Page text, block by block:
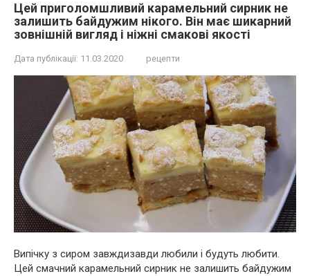
Цей приголомшливий карамельний сирник не
залишить байдужим нікого. Він має шикарний
зовнішній вигляд і ніжні смакові якості
Дата публікації: 11.03.2020 рецепти
Випічку з сиром завждизавди любили і будуть любити.
Цей смачний карамельний сирник не залишить байдужим